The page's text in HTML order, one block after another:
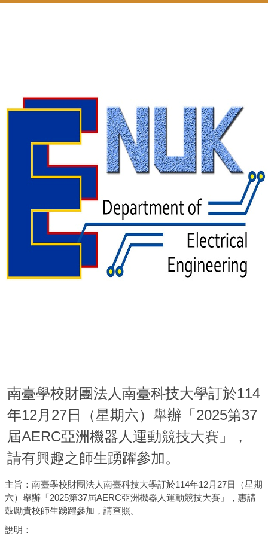
南臺學校財團法人南臺科技大學訂於114
年12月27日（星期六）舉辦「2025第37
屆AERC亞洲機器人運動競技大賽」，
請有興趣之師生踴躍參加。
主旨：南臺學校財團法人南臺科技大學訂於114年12月27日（星期
六）舉辦「2025第37屆AERC亞洲機器人運動競技大賽」，惠請
鼓勵貴校師生踴躍參加，請查照。
說明：